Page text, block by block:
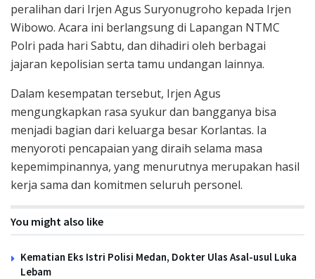
peralihan dari Irjen Agus Suryonugroho kepada Irjen
Wibowo. Acara ini berlangsung di Lapangan NTMC
Polri pada hari Sabtu, dan dihadiri oleh berbagai
jajaran kepolisian serta tamu undangan lainnya.
Dalam kesempatan tersebut, Irjen Agus
mengungkapkan rasa syukur dan bangganya bisa
menjadi bagian dari keluarga besar Korlantas. Ia
menyoroti pencapaian yang diraih selama masa
kepemimpinannya, yang menurutnya merupakan hasil
kerja sama dan komitmen seluruh personel.
You might also like
Kematian Eks Istri Polisi Medan, Dokter Ulas Asal-usul Luka
Lebam